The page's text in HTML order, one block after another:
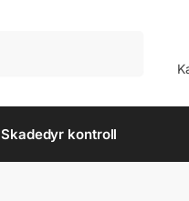
Skadedyr kontroll